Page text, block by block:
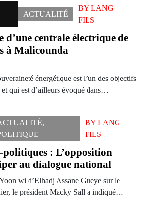
ACTUALITÉ
BYLANG
FILS
d’une centrale électrique de
à Malicounda
énergétique est l’un des objectifs
et qui est d’ailleurs évoqué dans…
,
BYLANG
FILS
politiques : L’opposition
au dialogue national
wi d’Elhadj Assane Gueye sur le
le président Macky Sall a indiqué…